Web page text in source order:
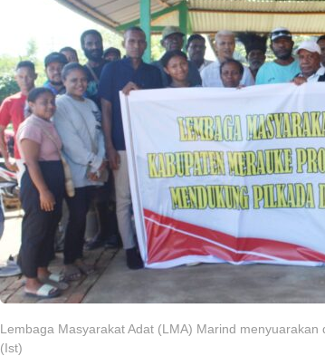
Lembaga Masyarakat Adat (LMA) Marind menyuarakan
(Ist)